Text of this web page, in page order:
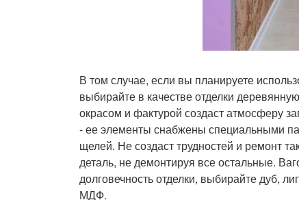
В том случае, если вы планируете
выбирайте в качестве отделки
окрасом и фактурой создаст атмосферу
- ее элементы снабжены специальными
щелей. Не создаст трудностей и ремонт
деталь, не демонтируя все остальные.
долговечность отделки, выбирайте дуб,
МДФ.